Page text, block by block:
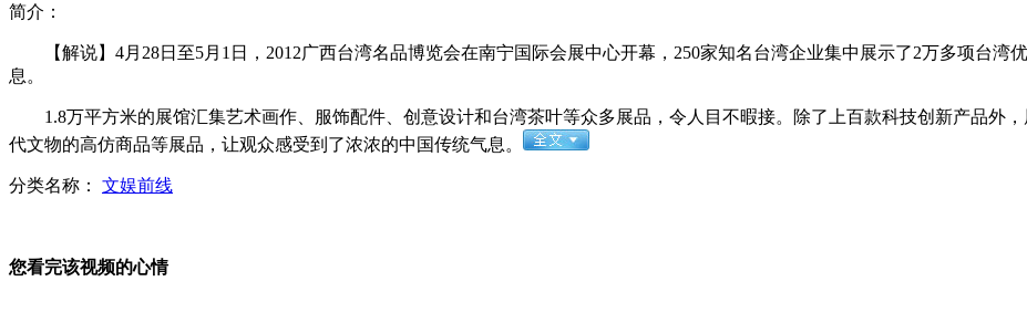
歼20战机连续两天试飞
简介：
【解说】4月28日至5月1日，2012广西台湾名品博览会在南宁国际会展中心开幕，250家知名台湾企业集中展示了2万多项台湾
息。
1.8万平方米的展馆汇集艺术画作、服饰配件、创意设计和台湾茶叶等众多展品，令人目不暇接。除了上百款科技创新产品外
代文物的高仿商品等展品，让观众感受到了浓浓的中国传统气息。
分类名称： 文娱前线
您看完该视频的心情